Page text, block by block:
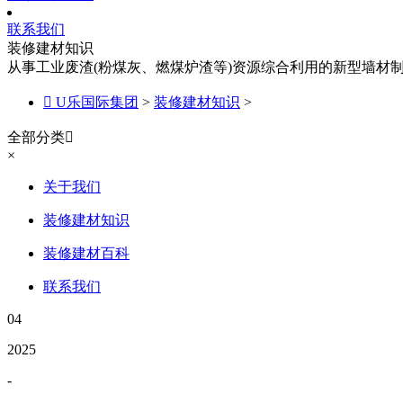
联系我们
装修建材知识
从事工业废渣(粉煤灰、燃煤炉渣等)资源综合利用的新型墙材
 U乐国际集团 > 装修建材知识 >
全部分类
×
关于我们
装修建材知识
装修建材百科
联系我们
04
2025
-